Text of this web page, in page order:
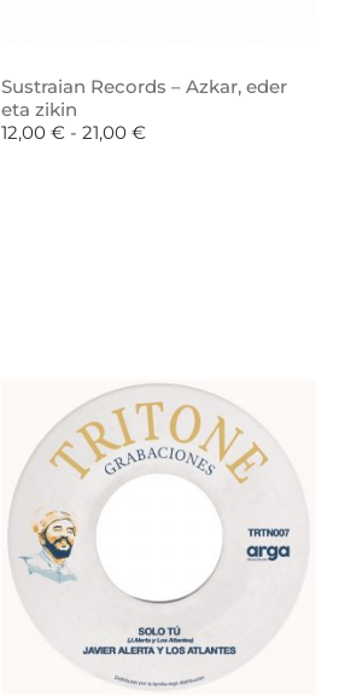
Sustraian Records – Azkar, eder
eta zikin
12,00 € - 21,00 €